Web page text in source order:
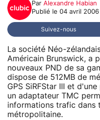
Par Alexandre Habian
Publié le 04 avril
Suivez-nous
La société Néo-
Américain Brunswick, a
nouveaux PND de sa
dispose de 512MB de
GPS SiRFStar III et
un adaptateur TMC
informations trafic dans
métropolitaine.